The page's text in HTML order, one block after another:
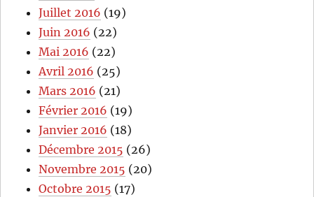
Juillet 2016 (19)
Juin 2016 (22)
Mai 2016 (22)
Avril 2016 (25)
Mars 2016 (21)
Février 2016 (19)
Janvier 2016 (18)
Décembre 2015 (26)
Novembre 2015 (20)
Octobre 2015 (17)